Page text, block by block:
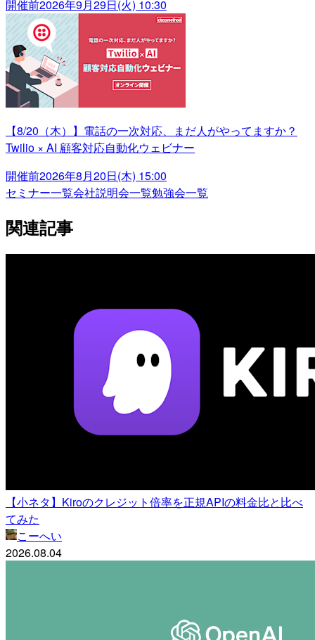
開催前2026年9月29日(火) 10:30
【8/20（木）】電話の一次対応、まだ人がやってますか？
Twilio × AI 顧客対応自動化ウェビナー
開催前2026年8月20日(木) 15:00
セミナー一覧会社説明会一覧勉強会一覧
関連記事
【小ネタ】Kiroのクレジット倍率を正規APIの料金比と比べ
てみた
こーへい
2026.08.04